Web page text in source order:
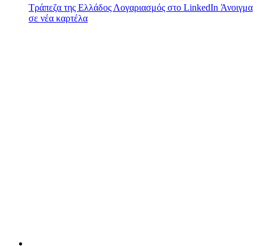
Τράπεζα της Ελλάδος Λογαριασμός στο LinkedIn Άνοιγμα
σε νέα καρτέλα